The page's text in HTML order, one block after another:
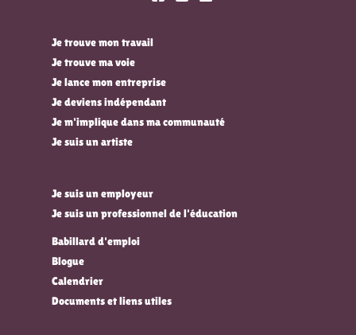
Je trouve mon travail
Je trouve ma voie
Je lance mon entreprise
Je deviens indépendant
Je m'implique dans ma communauté
Je suis un artiste
Je suis un employeur
Je suis un professionnel de l'éducation
Babillard d'emploi
Blogue
Calendrier
Documents et liens utiles